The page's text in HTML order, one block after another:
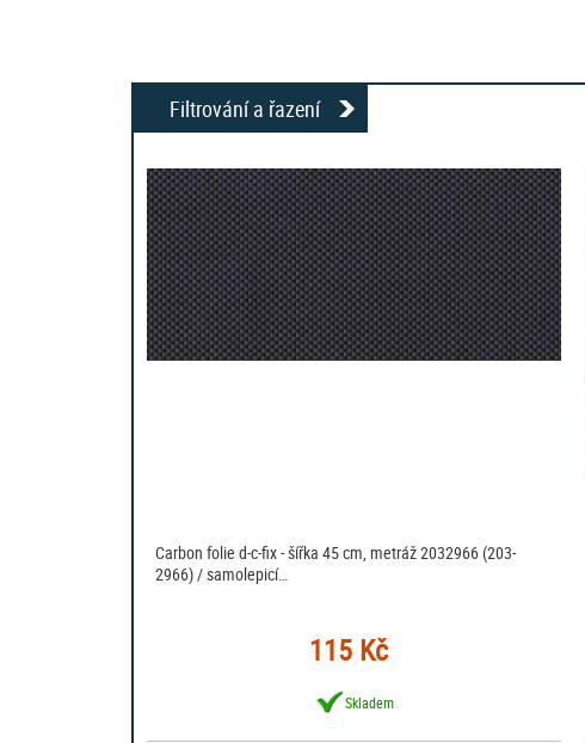
Filtrování a řazení
Carbon folie d-c-fix - šířka 45 cm, metráž 2032966 (203-
2966) / samolepicí…
115 Kč
Skladem